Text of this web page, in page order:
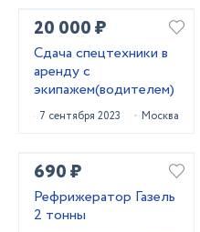
20 000 ₽
Сдача спецтехники в
аренду с
экипажем(водителем)
7 сентября 2023 Москва
690 ₽
Рефрижератор Газель
2 тонны